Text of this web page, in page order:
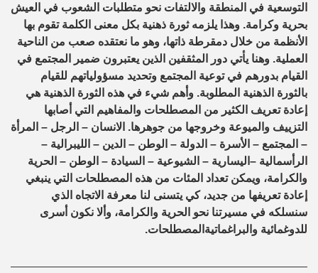
التوسعية في المنطقة والالتفات نحو متطلبات الشعوب في العيش
بحرية وكرامة. وهذا يلزمه ثورة ذهنية بكل معنى الكلمة تقوم بها
الأنظمة من خلال دمقرطة ذاتها، وهو ما نعتقده صعب من الناحية
العملية. وهنا يأتي دور المثقفين الذين يعتبرون ضمير المجتمع في
القيام بدورهم في توعية المجتمع وتحديد مسؤولياتهم للقيام
بالثورة الذهنية المطلوبة. وأهم شيء في هذه الثورة الذهنية هي
إعادة تعريف الكثير من المصطلحات والمفاهيم التي أصابها
التزييف والميوعة وخروجها من جوهرها. الانسان – الرجل – المرأة
– المجتمع – الأسرة – الدولة – الوطن – الدين – الليبرالية –
الرأسمالية – اليسارية – الشيوعية – السيادة – الوطن – الحرية
والكرامة، ويمكن تعداد المئات من هذه المصطلحات التي ينبغي
إعادة تعريفها من جديد، كي يتسنى لنا معرفة الاتجاه الذي
سنسلكه في مسيرتنا نحو الحرية والكرامة، وألا نكون أسرى
للدوغمائية والبراغماتية المصطلحات.